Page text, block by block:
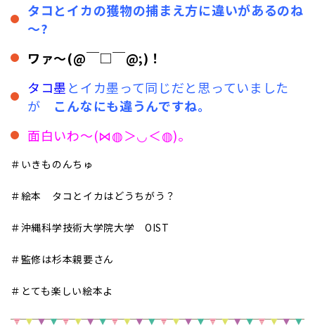
タコとイカの獲物の捕まえ方に違いがあるのね
～?
ワァ～(@￣□￣@;)！
タ コ墨とイカ墨って同じだと思っていました
が こんなにも違うんですね。
面白いわ～(⋈◍＞◡＜◍)。
＃いきものんちゅ
＃絵本 タコとイカはどうちがう？
＃沖縄科学技術大学院大学 OIST
＃監修は杉本親要さん
＃とても楽しい絵本よ